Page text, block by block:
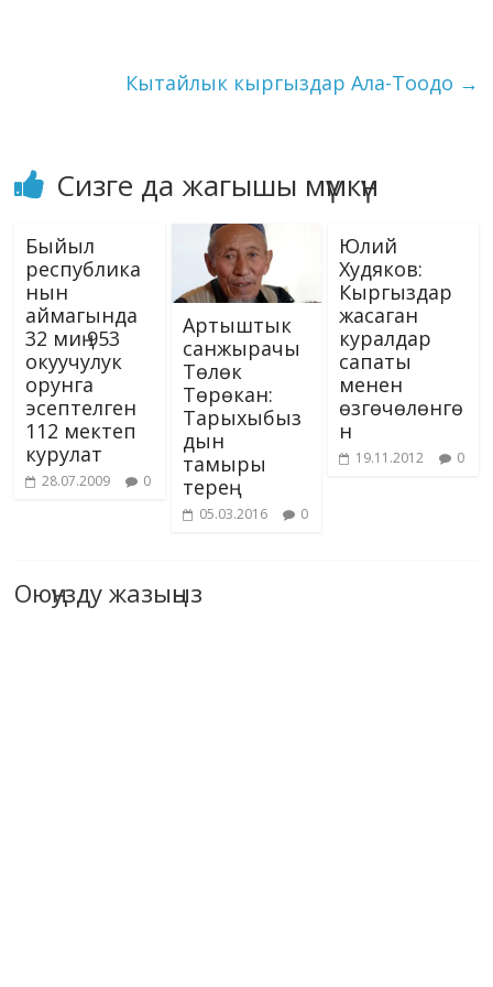
Кытайлык кыргыздар Ала-Тоодо →
Сизге да жагышы мүмкүн
Быйыл
республика
нын
аймагында
32 миң 953
окуучулук
орунга
эсептелген
112 мектеп
курулат
28.07.2009 0
Артыштык
санжырачы
Төлөк
Төрөкан:
Тарыхыбыз
дын
тамыры
терең
05.03.2016 0
Юлий
Худяков:
Кыргыздар
жасаган
куралдар
сапаты
менен
өзгөчөлөнгө
н
19.11.2012 0
Оюңузду жазыңыз